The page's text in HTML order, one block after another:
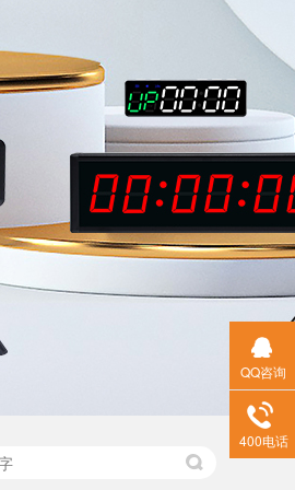
QQ咨询
400电话